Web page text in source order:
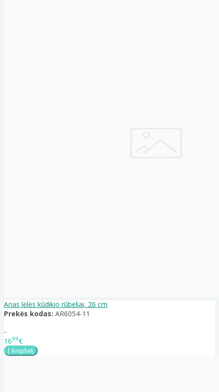
Arias lėlės kūdikio rūbeliai, 26 cm
Prekės kodas: AR6054-11
..
1699€